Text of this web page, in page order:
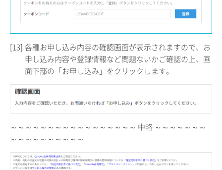
[13] 各種お申し込み内容の確認画面が表示されますので、お
申し込み内容や登録情報など問題ないかご確認の上、画
面下部の「お申し込み」をクリックします。
～～～～～～～～～～～～～～～～～ 中略 ～～～～～～～
～～～～～～～～～～